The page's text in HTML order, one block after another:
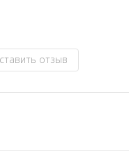
отзыв